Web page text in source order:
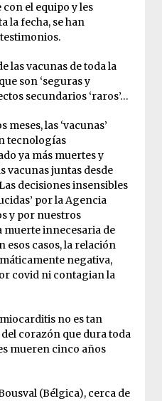
el equipo y les
la fecha, se han
las vacunas de toda la
son ‘seguras y
secundarios ‘raros’…
meses, las ‘vacunas’
tecnologías
ya más muertes y
vacunas juntas desde
decisiones insensibles
por la Agencia
y por nuestros
muerte innecesaria de
esos casos, la relación
negativa,
covid ni contagian la
no es tan
del corazón que dura toda
mueren cinco años
(Bélgica), cerca de